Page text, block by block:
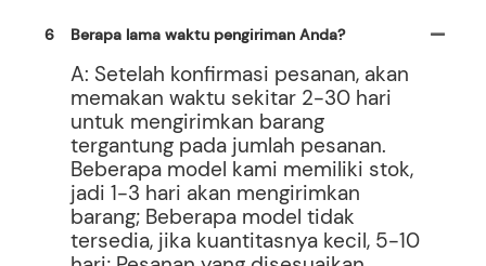
6 Berapa lama waktu pengiriman Anda?
A: Setelah konfirmasi pesanan, akan
memakan waktu sekitar 2-30 hari
untuk mengirimkan barang
tergantung pada jumlah pesanan.
Beberapa model kami memiliki stok,
jadi 1-3 hari akan mengirimkan
barang; Beberapa model tidak
tersedia, jika kuantitasnya kecil, 5-10